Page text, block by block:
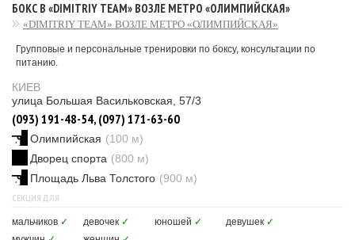
БОКС В «DIMITRIY TEAM» ВОЗЛЕ МЕТРО «ОЛИМПИЙСКАЯ»
«DIMITRIY TEAM» ВОЗЛЕ МЕТРО «ОЛИМПИЙСКАЯ»
Групповые и персональные тренировки по боксу, консультации по
питанию.
КИЕВ
улица Большая Васильковская, 57/3
(093) 191-48-54, (097) 171-63-60
Олимпийская (100 м)
Дворец спорта (800 м)
Площадь Льва Толстого (900 м)
СЕКЦИЯ ДЛЯ
мальчиков ✓ девочек ✓ юношей ✓ девушек ✓